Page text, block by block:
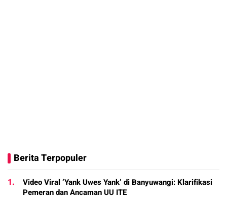
Berita Terpopuler
1.
Video Viral ‘Yank Uwes Yank’ di Banyuwangi: Klarifikasi
Pemeran dan Ancaman UU ITE